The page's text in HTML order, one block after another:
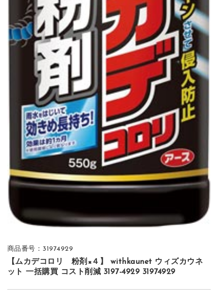
商品番号：31974929
【ムカデコロリ 粉剤×４】 withkaunet ウィズカウネ
ット 一括購買 コスト削減 3197-4929 31974929